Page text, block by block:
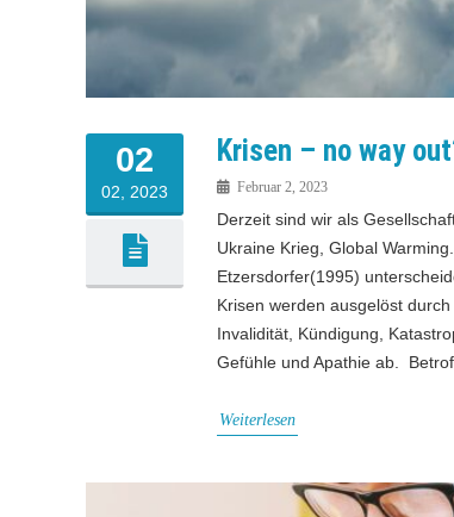
02
02, 2023
Krisen – no way
Februar 2, 2023
Derzeit sind wir als
Ukraine Krieg, Global
Etzersdorfer(1995)
Krisen werden ausgelöst
Invalidität, Kündigung,
Gefühle und Apathie ab.
Weiterlesen